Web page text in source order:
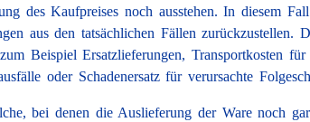
des Kaufpreises noch ausstehen. In diesem
aus den tatsächlichen Fällen zurückzustellen.
Beispiel Ersatzlieferungen, Transportkosten für
oder Schadenersatz für verursachte
bei denen die Auslieferung der Ware noch